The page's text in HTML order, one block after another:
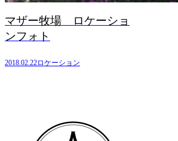
マザー牧場 ロケーショ
ンフォト
2018.02.22ロケーション